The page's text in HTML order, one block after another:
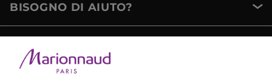
BISOGNO DI AIUTO?